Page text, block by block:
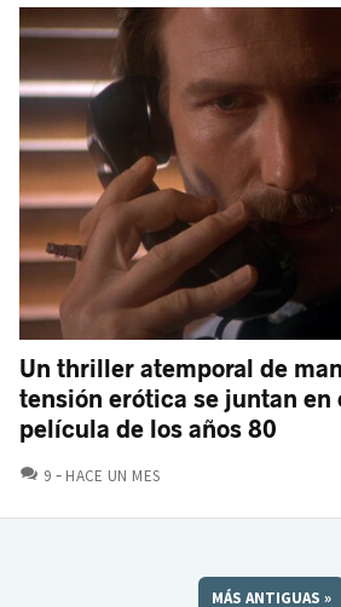
Un thriller atemporal de
tensión erótica se juntan en
película de los años 80
9 COMENTARIOS
HACE UN MES
MÁS ANTIGUAS »